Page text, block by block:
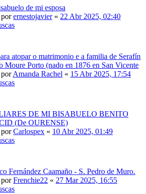
de mi esposa
porernestojavier« 22 Abr 2025, 02:40
atopar o matrimonio e a familia de Serafín
Moure Porto (nado en 1876 en San Vicente
porAmanda Rachel « 15 Abr 2025, 17:54
DE MI BISABUELO BENITO
(De OURENSE)
porCarlospex « 10 Abr 2025, 01:49
Fernández Caamaño - S. Pedro de Muro.
porFrenchie22 « 27 Mar 2025, 16:55